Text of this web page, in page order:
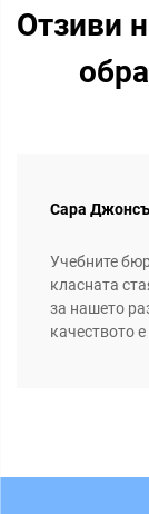
Отзиви
Сара
Учебните
класната
за нашето
качеството